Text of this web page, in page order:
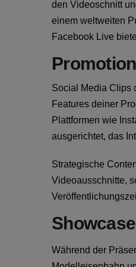
den Videoschnitt
einem weltweiten
Facebook Live
Social Media Clips
Features deiner
Plattformen wie
ausgerichtet, das
Strategische
Videoausschnitte,
Während der